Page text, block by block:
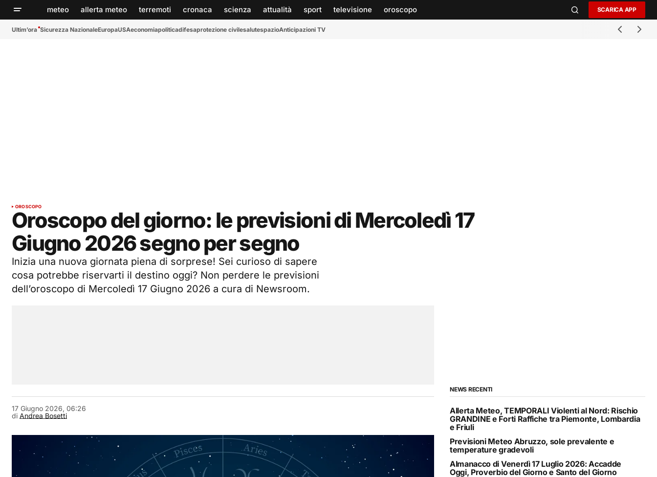
meteo allerta meteo terremoti cronaca scienza attualità sport televisione oroscopo SCARICA APP
Ultim’ora Sicurezza NazionaleEuropaUSAeconomiapoliticadifesaprotezione civilesalutespazioAnticipazioni TV
OROSCOPO
Oroscopo del giorno: le previsioni di Mercoledì 17
Giugno 2026 segno per segno
Inizia una nuova giornata piena di sorprese! Sei curioso di sapere
cosa potrebbe riservarti il destino oggi? Non perdere le previsioni
dell’oroscopo di Mercoledì 17 Giugno 2026 a cura di Newsroom.
di Andrea Bosetti
17 Giugno 2026, 06:26
NEWS RECENTI
Allerta Meteo, TEMPORALI Violenti al Nord: Rischio
GRANDINE e Forti Raffiche tra Piemonte, Lombardia
e Friuli
Previsioni Meteo Abruzzo, sole prevalente e
temperature gradevoli
Almanacco di Venerdì 17 Luglio 2026: Accadde
Oggi, Proverbio del Giorno e Santo del Giorno